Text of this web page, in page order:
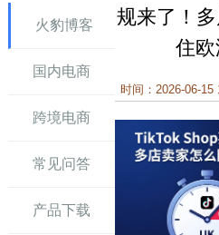
火豹博客
国内电商
跨境电商
常见问答
产品下载
规来了！
住欧
时间：2026-06-15